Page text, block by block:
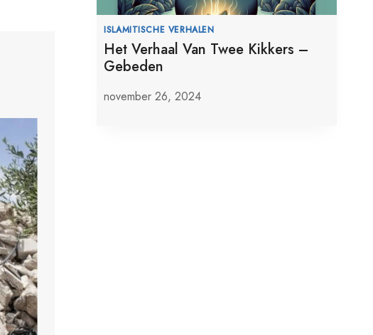
ISLAMITISCHE VERHALEN
Het Verhaal Van Twee Kikkers –
Gebeden
november 26, 2024